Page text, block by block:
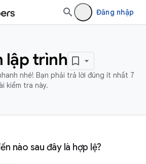
Đăng nhập
lập trình
nhé! Bạn phải trả lời đúng ít nhất 7
kiểm tra này.
nào sau đây là hợp lệ?